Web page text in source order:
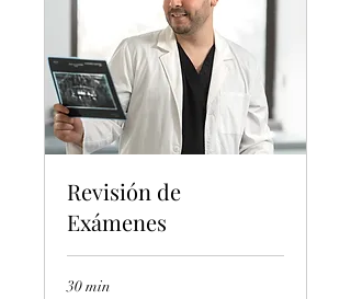
Revisión de
Exámenes
30 min